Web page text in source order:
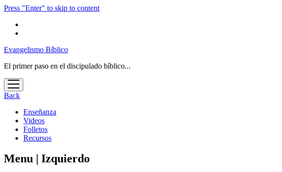
Press "Enter" to skip to content
Evangelismo Bíblico
El primer paso en el discipulado bíblico...
open
menu
Back
Enseñanza
Videos
Folletos
Recursos
Menu | Izquierdo